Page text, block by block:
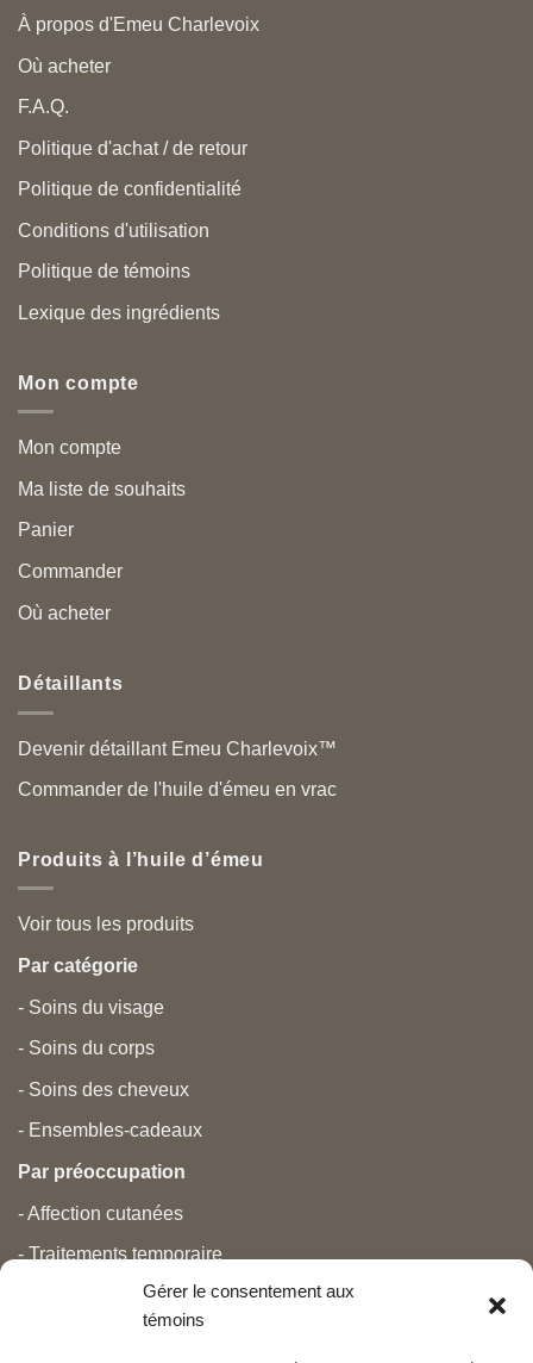
Gérer le consentement aux
témoins
À propos d'Emeu Charlevoix
Où acheter
F.A.Q.
Politique d'achat / de retour
Politique de confidentialité
Conditions d'utilisation
Politique de témoins
Lexique des ingrédients
Mon compte
Mon compte
Ma liste de souhaits
Panier
Commander
Où acheter
Détaillants
Devenir détaillant Emeu Charlevoix™
Commander de l'huile d'émeu en vrac
Produits à l’huile d’émeu
Voir tous les produits
Par catégorie
- Soins du visage
- Soins du corps
- Soins des cheveux
- Ensembles-cadeaux
Par préoccupation
- Affection cutanées
- Traitements temporaire